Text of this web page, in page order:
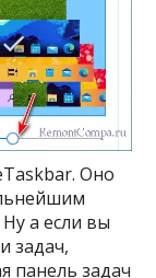
Оно
а если вы
задач,
панель задач